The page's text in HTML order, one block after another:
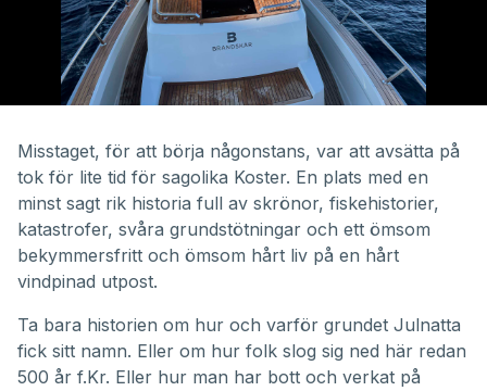
minutes,
Misstaget, för att börja någonstans, var att avsätta på
tok för lite tid för sagolika Koster. En plats med en
minst sagt rik historia full av skrönor, fiskehistorier,
katastrofer, svåra grundstötningar och ett ömsom
bekymmersfritt och ömsom hårt liv på en hårt
vindpinad utpost.
Ta bara historien om hur och varför grundet Julnatta
fick sitt namn. Eller om hur folk slog sig ned här redan
500 år f.Kr. Eller hur man har bott och verkat på